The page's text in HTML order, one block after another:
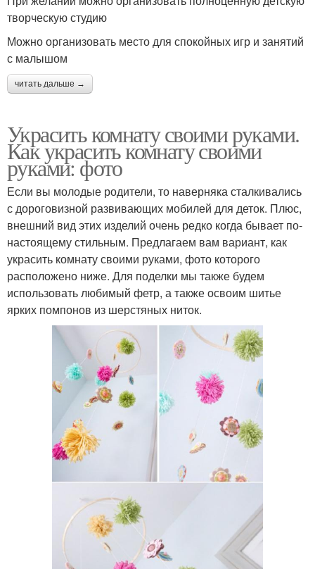
творческую студию
Можно организовать место для спокойных игр и занятий
с малышом
читать дальше →
Украсить комнату своими руками.
Как украсить комнату своими
руками: фото
Если вы молодые родители, то наверняка сталкивались
с дороговизной развивающих мобилей для деток. Плюс,
внешний вид этих изделий очень редко когда бывает по-
настоящему стильным. Предлагаем вам вариант, как
украсить комнату своими руками, фото которого
расположено ниже. Для поделки мы также будем
использовать любимый фетр, а также освоим шитье
ярких помпонов из шерстяных ниток.